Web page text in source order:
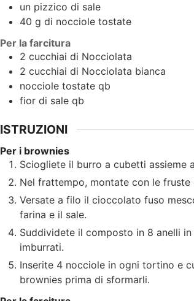
un pizzico di sale
40 g di nocciole tostate
Per la farcitura
2 cucchiai di Nocciolata
2 cucchiai di Nocciolata bianca
nocciole tostate qb
fior di sale qb
ISTRUZIONI
Per i brownies
Sciogliete il burro a cubetti assieme
Nel frattempo, montate con le
Versate a filo il cioccolato fuso
farina e il sale.
Suddividete il composto in 8 anelli
imburrati.
Inserite 4 nocciole in ogni tortino e
brownies prima di sformarli.